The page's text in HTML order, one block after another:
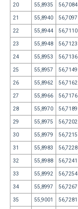
20
55,8935 56,7084
21
55,8940 56,7097
22
55,8944 56,7110
23
55,8948 56,7123
24
55,8953 56,7136
25
55,8957 56,7149
26
55,8962 56,7162
27
55,8966 56,7176
28
55,8970 56,7189
29
55,8975 56,7202
30
55,8979 56,7215
31
55,8983 56,7228
32
55,8988 56,7241
33
55,8992 56,7254
34
55,8997 56,7267
35
55,9001 56,7281